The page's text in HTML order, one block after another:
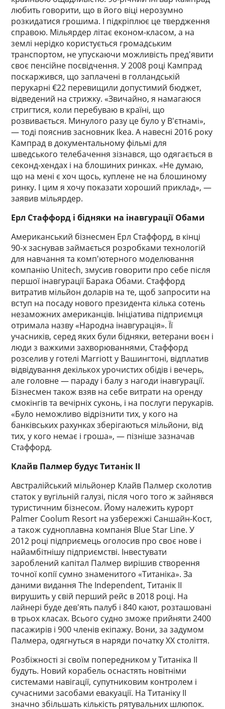
любить говорити, що в його віці нерозумно
розкидатися грошима. І підкріплює це твердження
справою. Мільярдер літає економ-класом, а на
землі нерідко користується громадським
транспортом, не упускаючи можливість пред'явити
своє пенсійне посвідчення. У 2008 році Кампрад
поскаржився, що заплачені в голландській
перукарні €22 перевищили допустимий бюджет,
відведений на стрижку. «Звичайно, я намагаюся
стригтися, коли перебуваю в країні, що
розвивається. Минулого разу це було у В'єтнамі»,
— тоді пояснив засновник Ikea. А навесні 2016 року
Кампрад в документальному фільмі для
шведського телебачення зізнався, що одягається в
секонд-хендах і на блошиних ринках. «Не думаю,
що на мені є хоч щось, куплене не на блошиному
ринку. І цим я хочу показати хороший приклад», —
заявив мільярдер.
Ерл Стаффорд і бідняки на інавгурації Обами
Американський бізнесмен Ерл Стаффорд, в кінці
90-х заснував займається розробками технологій
для навчання та комп'ютерного моделювання
компанію Unitech, змусив говорити про себе після
першої інавгурації Барака Обами. Стаффорд
витратив мільйон доларів на те, щоб запросити на
вступ на посаду нового президента кілька сотень
незаможних американців. Ініціатива підприємця
отримала назву «Народна інавгурація». Її
учасників, серед яких були бідняки, ветерани воєн і
люди з важкими захворюваннями, Стаффорд
розселив у готелі Marriott у Вашингтоні, відплатив
відвідування декількох урочистих обідів і вечерь,
але головне — параду і балу з нагоди інавгурації.
Бізнесмен також взяв на себе витрати на оренду
смокінгів та вечірніх суконь, і на послуги перукарів.
«Було неможливо відрізнити тих, у кого на
банківських рахунках зберігаються мільйони, від
тих, у кого немає і гроша», — пізніше зазначав
Стаффорд.
Клайв Палмер будує Титанік II
Австралійський мільйонер Клайв Палмер сколотив
статок у вугільній галузі, після чого того ж зайнявся
туристичним бізнесом. Йому належить курорт
Palmer Coolum Resort на узбережжі Саншайн-Кост,
а також судноплавна компанія Blue Star Line. У
2012 році підприємець оголосив про своє нове і
найамбітнішу підприємстві. Інвестувати
зароблений капітал Палмер вирішив створення
точної копії сумно знаменитого «Титаніка». За
даними видання The Independent, Титанік II
вирушить у свій перший рейс в 2018 році. На
лайнері буде дев'ять палуб і 840 кают, розташовані
в трьох класах. Всього судно зможе прийняти 2400
пасажирів і 900 членів екіпажу. Вони, за задумом
Палмера, одягнуться в наряди початку XX століття.
Розбіжності зі своїм попередником у Титаніка II
будуть. Новий корабель оснастять новітніми
системами навігації, супутниковим контролем і
сучасними засобами евакуації. На Титаніку II
значно збільшать кількість рятувальних шлюпок.